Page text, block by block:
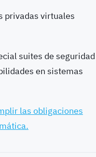
privadas virtuales
suites de seguridad
en sistemas
las obligaciones